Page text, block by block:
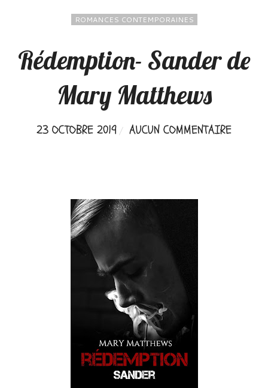
ROMANCES CONTEMPORAINES
Rédemption- Sander de
Mary Matthews
23 OCTOBRE 2019 AUCUN COMMENTAIRE